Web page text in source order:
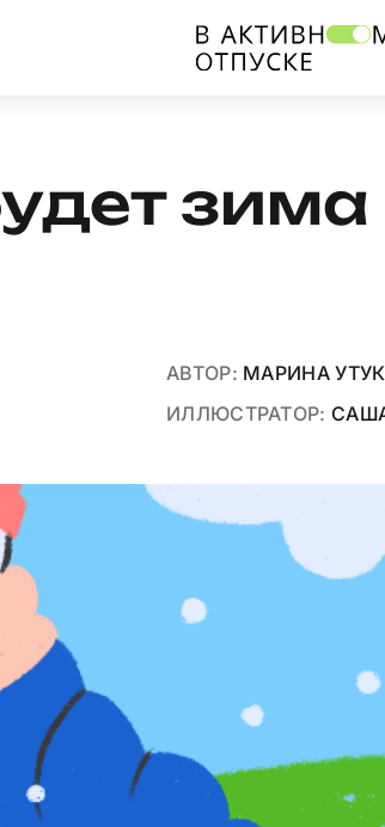
зима
АВТОР: МАРИНА
ИЛЛЮСТРАТОР: